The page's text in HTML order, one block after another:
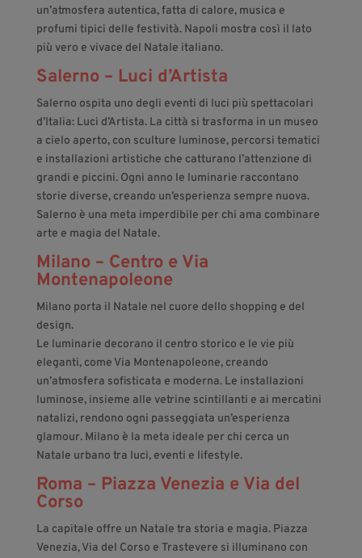
un’atmosfera autentica, fatta di calore, musica e
profumi tipici delle festività. Napoli mostra così il lato
più vero e vivace del Natale italiano.
Salerno – Luci d’Artista
Salerno ospita uno degli eventi di luci più spettacolari
d’Italia: Luci d’Artista. La città si trasforma in un museo
a cielo aperto, con sculture luminose, percorsi tematici
e installazioni artistiche che catturano l’attenzione di
grandi e piccini. Ogni anno le luminarie raccontano
storie diverse, creando un’esperienza sempre nuova.
Salerno è una meta imperdibile per chi ama combinare
arte e magia del Natale.
Milano – Centro e Via
Montenapoleone
Milano porta il Natale nel cuore dello shopping e del
design.
Le luminarie decorano il centro storico e le vie più
eleganti, come Via Montenapoleone, creando
un’atmosfera sofisticata e moderna. Le installazioni
luminose, insieme alle vetrine scintillanti e ai mercatini
natalizi, rendono ogni passeggiata un’esperienza
glamour. Milano è la meta ideale per chi cerca un
Natale urbano tra luci, eventi e lifestyle.
Roma – Piazza Venezia e Via del
Corso
La capitale offre un Natale tra storia e magia. Piazza
Venezia, Via del Corso e Trastevere si illuminano con